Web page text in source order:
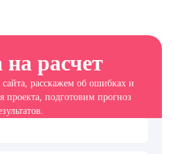
на расчет
расскажем об ошибках и
проекта, подготовим прогноз